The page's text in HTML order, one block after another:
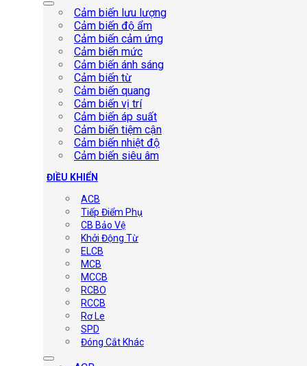
Cảm biến lưu lượng
Cảm biến độ ẩm
Cảm biến cảm ứng
Cảm biến mức
Cảm biến ánh sáng
Cảm biến từ
Cảm biến quang
Cảm biến vị trí
Cảm biến áp suất
Cảm biến tiệm cận
Cảm biến nhiệt độ
Cảm biến siêu âm
ĐIỀU KHIỂN
ACB
Tiếp Điểm Phụ
CB Bảo Vệ
Khởi Động Từ
ELCB
MCB
MCCB
RCBO
RCCB
Rơ Le
SPD
Đóng Cắt Khác